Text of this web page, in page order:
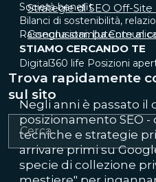
Società benefit
Bilanci di sostenibilità,
Rassegna stampa
STIAMO CERCANDO TE
Digital360 life Posizioni
Trova rapidamente
sul sito
Strategie di SEO Off-
Conclusioni: l'utente al
Negli anni è passato il
posizionamento SEO -
tecniche e strategie
arrivare primi su
specie di collezione